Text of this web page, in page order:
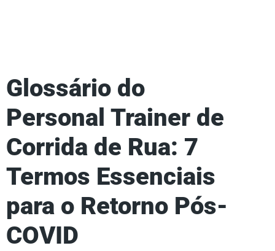
Glossário do
Personal Trainer de
Corrida de Rua: 7
Termos Essenciais
para o Retorno Pós-
COVID